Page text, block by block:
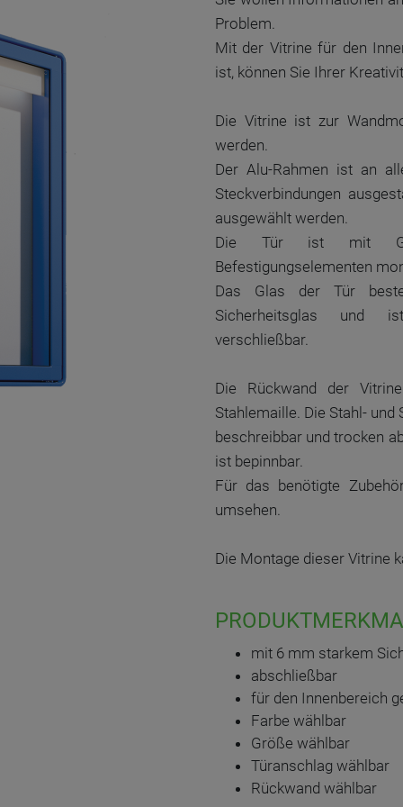
Problem.
Mit der Vitrine für den
ist, können Sie Ihrer
Die Vitrine ist zur
werden.
Der Alu-Rahmen ist an
Steckverbindungen
ausgewählt werden.
Die Tür ist mit
Befestigungselementen
Das Glas der Tür
Sicherheitsglas und
verschließbar.
Die Rückwand der
Stahlemaille. Die Stahl-
beschreibbar und trocken
ist bepinnbar.
Für das benötigte
umsehen.
Die Montage dieser Vitrine
mit 6 mm starkem
abschließbar
für den Innenbereich
Farbe wählbar
Größe wählbar
Türanschlag wählbar
Rückwand wählbar